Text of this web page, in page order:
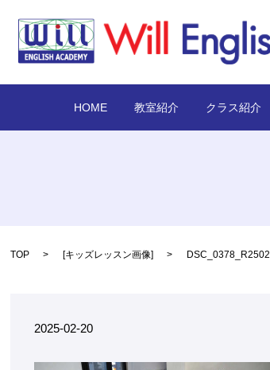
HOME 教室紹介 クラス紹介
TOP [キッズレッスン画像] DSC_0378_R2502
2025-02-20